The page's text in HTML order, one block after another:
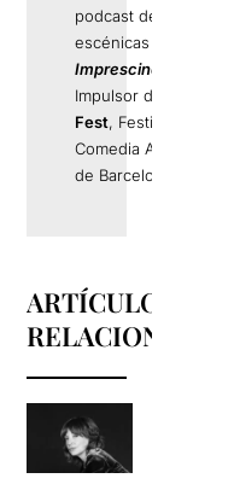
podcast de artes
escénicas
Imprescindibles
Impulsor de
Fest, Festival de
Comedia Alternativa
de Barcelona.
ARTÍCULOS
RELACIONADOS